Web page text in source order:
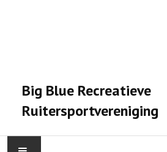
Big Blue Recreatieve
Ruitersportvereniging